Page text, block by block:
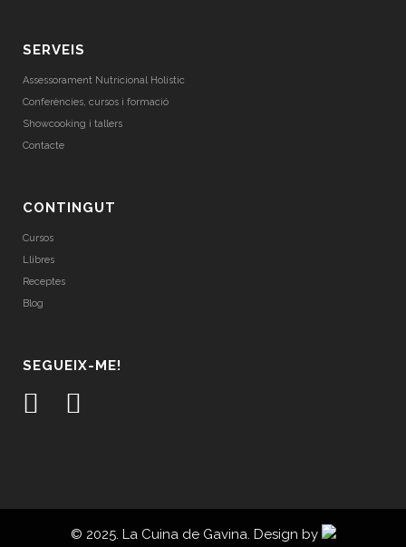
SERVEIS
Assessorament Nutricional Holístic
Conferències, cursos i formació
Showcooking i tallers
Contacte
CONTINGUT
Cursos
Llibres
Receptes
Blog
SEGUEIX-ME!
© 2025. La Cuina de Gavina. Design by